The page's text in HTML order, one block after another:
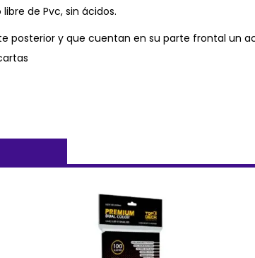
de Pvc, sin ácidos.
posterior y que cuentan en su parte frontal un